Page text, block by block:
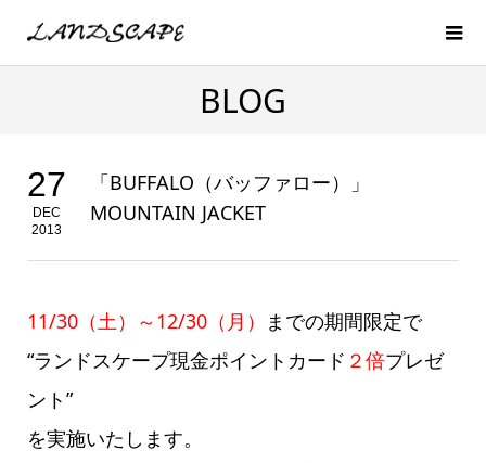
BLOG
27
DEC
2013
「BUFFALO（バッファロー）」
MOUNTAIN JACKET
11/30（土）～12/30（月） までの期間限定で
“ランドスケープ現金ポイントカード ２倍プレゼ
ント”
を実施いたします。